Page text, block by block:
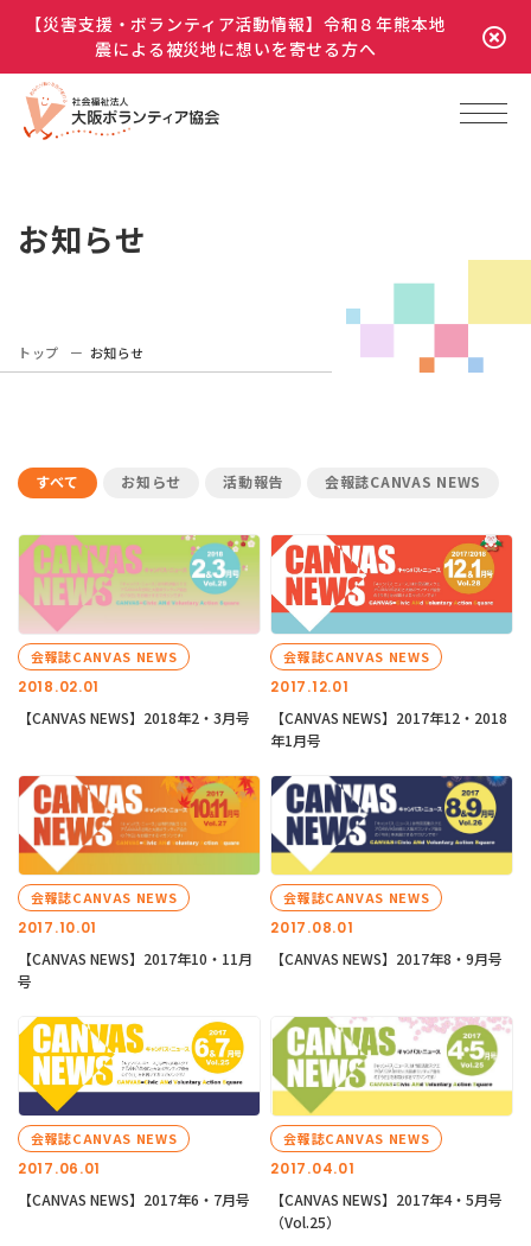
【災害支援・ボランティア活動情報】令和８年熊本地
震による被災地に想いを寄せる方へ
お知らせ
トップ お知らせ
すべて お知らせ 活動報告 会報誌CANVAS NEWS
2018.02.01
会報誌CANVAS NEWS
【CANVAS NEWS】2018年2・3月号
2017.12.01
会報誌CANVAS NEWS
【CANVAS NEWS】2017年12・2018
年1月号
2017.10.01
会報誌CANVAS NEWS
【CANVAS NEWS】2017年10・11月
号
2017.08.01
会報誌CANVAS NEWS
【CANVAS NEWS】2017年8・9月号
2017.06.01
会報誌CANVAS NEWS
【CANVAS NEWS】2017年6・7月号
2017.04.01
会報誌CANVAS NEWS
【CANVAS NEWS】2017年4・5月号
（Vol.25）